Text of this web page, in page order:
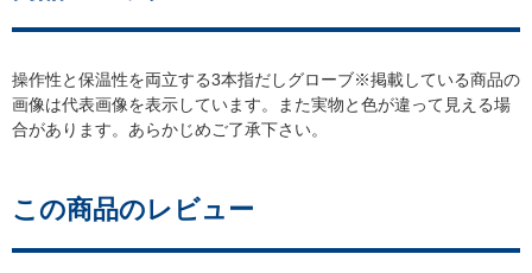
操作性と保温性を両立する3本指だしグローブ※掲載している商品の
画像は代表画像を表示しています。また実物と色が違って見える場
合があります。あらかじめご了承下さい。
この商品のレビュー